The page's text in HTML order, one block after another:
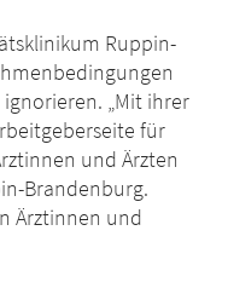
Ruppin-
„Mit ihrer
für
und Ärzten
Brandenburg.
Ärztinnen und